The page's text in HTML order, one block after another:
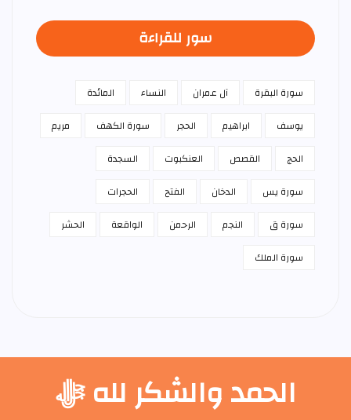
سور للقراءة
سورة البقرة آل عمران النساء
المائدة
يوسف
ابراهيم الحجر سورة الكهف
مريم
الحج
القصص العنكبوت
السجدة
سورة يس
الدخان الفتح
الحجرات
سورة ق
النجم الرحمن الواقعة
الحشر
سورة الملك
الحمد والشكر لله ﷻ